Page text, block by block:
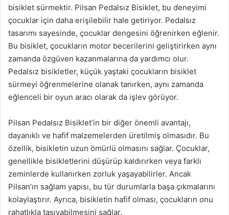
bisiklet sürmektir. Pilsan Pedalsız Bisiklet, bu deneyimi
çocuklar için daha erişilebilir hale getiriyor. Pedalsız
tasarımı sayesinde, çocuklar dengesini öğrenirken eğlenir.
Bu bisiklet, çocukların motor becerilerini geliştirirken aynı
zamanda özgüven kazanmalarına da yardımcı olur.
Pedalsız bisikletler, küçük yaştaki çocukların bisiklet
sürmeyi öğrenmelerine olanak tanırken, aynı zamanda
eğlenceli bir oyun aracı olarak da işlev görüyor.
Pilsan Pedalsız Bisiklet’in bir diğer önemli avantajı,
dayanıklı ve hafif malzemelerden üretilmiş olmasıdır. Bu
özellik, bisikletin uzun ömürlü olmasını sağlar. Çocuklar,
genellikle bisikletlerini düşürüp kaldırırken veya farklı
zeminlerde kullanırken zorluk yaşayabilirler. Ancak
Pilsan’ın sağlam yapısı, bu tür durumlarla başa çıkmalarını
kolaylaştırır. Ayrıca, bisikletin hafif olması, çocukların onu
rahatlıkla taşıyabilmesini sağlar.